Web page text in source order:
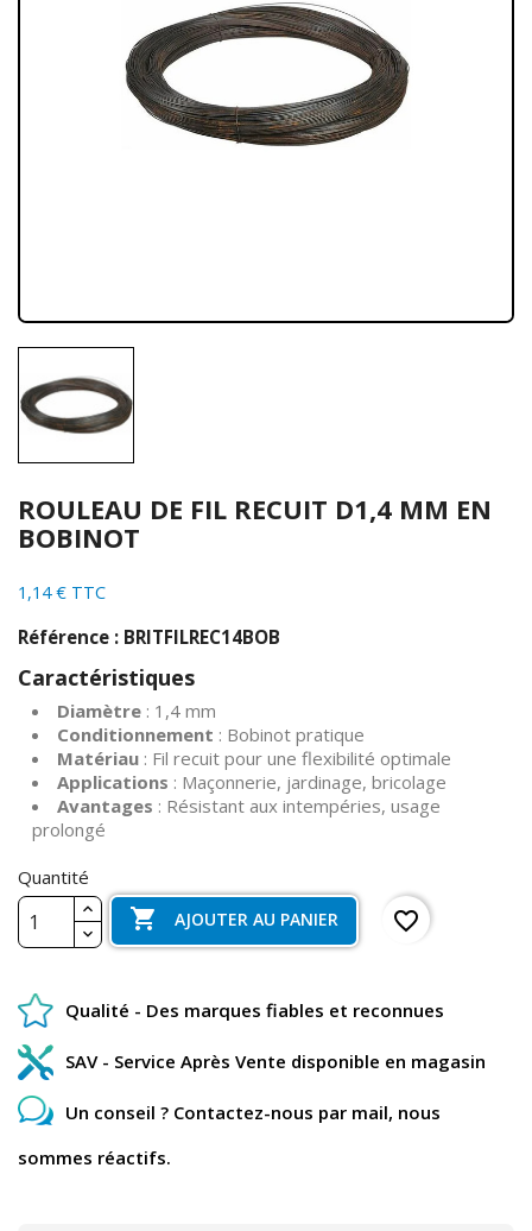
ROULEAU DE FIL RECUIT D1,4 MM EN
BOBINOT
1,14 € TTC
Référence : BRITFILREC14BOB
Caractéristiques
Diamètre : 1,4 mm
Conditionnement : Bobinot pratique
Matériau : Fil recuit pour une flexibilité optimale
Applications : Maçonnerie, jardinage, bricolage
Avantages : Résistant aux intempéries, usage
prolongé
Quantité
 AJOUTER AU PANIER favorite_border
Qualité - Des marques fiables et reconnues
SAV - Service Après Vente disponible en magasin
Un conseil ? Contactez-nous par mail, nous
sommes réactifs.